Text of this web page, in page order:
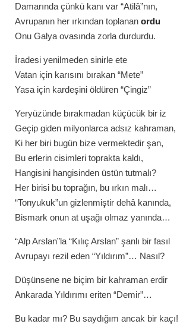
Damarında çünkü kanı var “Atilâ”nın,
Avrupanın her ırkından toplanan ordu
Onu Galya ovasında zorla durdurdu.
İradesi yenilmeden sinirle ete
Vatan için karısını bırakan “Mete”
Yasa için kardeşini öldüren “Çingiz”
Yeryüzünde bırakmadan küçücük bir iz
Geçip giden milyonlarca adsız kahraman,
Ki her biri bugün bize vermektedir şan,
Bu erlerin cisimleri toprakta kaldı,
Hangisini hangisinden üstün tutmalı?
Her birisi bu toprağın, bu ırkın malı…
“Tonyukuk”un gizlenmiştir dehâ kanında,
Bismark onun at uşağı olmaz yanında…
“Alp Arslan”la “Kılıç Arslan” şanlı bir fasıl
Avrupayı rezil eden “Yıldırım”… Nasıl?
Düşünsene ne biçim bir kahraman erdir
Ankarada Yıldırımı eriten “Demir”…
Bu kadar mı? Bu saydığım ancak bir kaçı!